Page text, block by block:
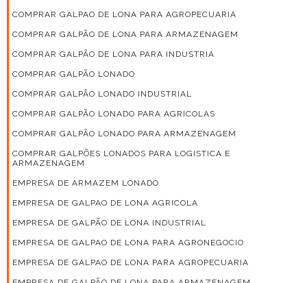
COMPRAR GALPAO DE LONA PARA AGROPECUARIA
COMPRAR GALPÃO DE LONA PARA ARMAZENAGEM
COMPRAR GALPÃO DE LONA PARA INDUSTRIA
COMPRAR GALPÃO LONADO
COMPRAR GALPÃO LONADO INDUSTRIAL
COMPRAR GALPÃO LONADO PARA AGRICOLAS
COMPRAR GALPÃO LONADO PARA ARMAZENAGEM
COMPRAR GALPÕES LONADOS PARA LOGISTICA E
ARMAZENAGEM
EMPRESA DE ARMAZEM LONADO
EMPRESA DE GALPAO DE LONA AGRICOLA
EMPRESA DE GALPÃO DE LONA INDUSTRIAL
EMPRESA DE GALPAO DE LONA PARA AGRONEGOCIO
EMPRESA DE GALPAO DE LONA PARA AGROPECUARIA